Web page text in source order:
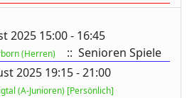
2025 15:00 - 16:45
(Herren)
:: Senioren Spiele
2025 19:15 - 21:00
(A-Junioren) [Persönlich]